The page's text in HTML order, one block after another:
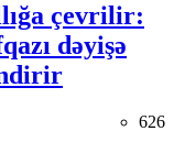
çevrilir:
dəyişə
626